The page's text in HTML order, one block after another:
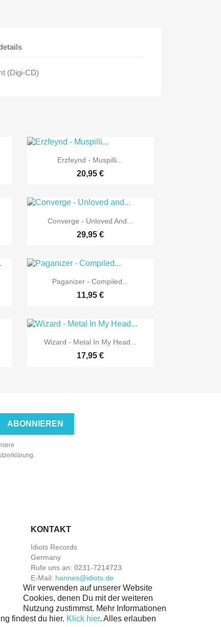
(Digi-CD)
 Vorschau
Erzfeynd - Muspilli...
20,95 €
 Vorschau
Converge - Unloved And...
29,95 €
 Vorschau
Paganizer - Compiled...
11,95 €
 Vorschau
Wizard - Metal In My Head...
17,95 €
KONTAKT
Idiots Records
Germany
Rufe uns an: 0231-7214723
E-Mail: hannes@idiots.de
Wir verwenden auf unserer Website
Cookies, denen Du mit der weiteren
Nutzung zustimmst. Mehr Informationen
findest du hier. Klick hier. Alles erlauben